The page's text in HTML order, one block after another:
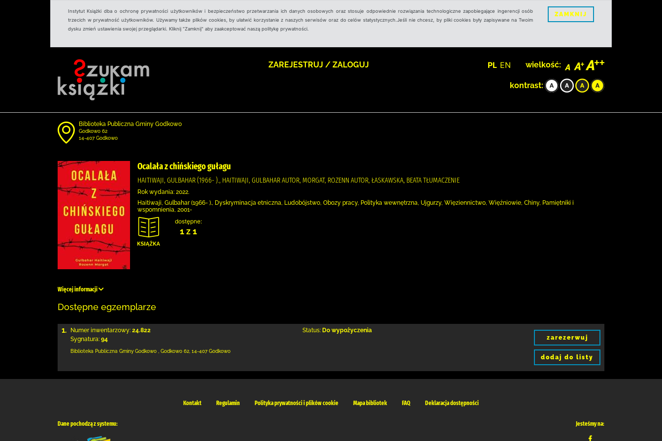
Instytut Książki dba o ochronę prywatności użytkowników i bezpieczeństwo przetwarzania ich danych osobowych oraz stosuje odpowiednie rozwiązania technologiczne zapobiegające ingerencji osób
trzecich w prywatność użytkowników. Używamy także plików cookies, by ułatwić korzystanie z naszych serwisów oraz do celów statystycznych.Jeśli nie chcesz, by pliki cookies były zapisywane na Twoim
dysku zmień ustawienia swojej przeglądarki. Kliknij "Zamknij" aby zaakceptować naszą politykę prywatności.
ZAMKNIJ
ZAREJESTRUJ / ZALOGUJ PL EN wielkość:
kontrast:
Biblioteka Publiczna Gminy Godkowo
Godkowo 62
14-407 Godkowo
Ocalała z chińskiego gułagu
HAITIWAJI, GULBAHAR (1966- )., HAITIWAJI, GULBAHAR AUTOR, MORGAT, ROZENN AUTOR, ŁASKAWSKA, BEATA TŁUMACZENIE
Rok wydania: 2022.
Haitiwaji, Gulbahar (1966- )., Dyskryminacja etniczna, Ludobójstwo, Obozy pracy, Polityka wewnętrzna, Ujgurzy, Więziennictwo, Więźniowie, Chiny, Pamiętniki i
wspomnienia, 2001-
dostępne:
1 z 1
Więcej informacji
Dostępne egzemplarze
1. Numer inwentarzowy: 24.822
Sygnatura: 94
Status: Do wypożyczenia
Biblioteka Publiczna Gminy Godkowo Godkowo 62 14-407 Godkowo
zarezerwuj
dodaj do listy
Kontakt Regulamin Polityka prywatności i plików cookie Mapa bibliotek FAQ Deklaracja dostępności
Dane pochodzą z systemu: Jesteśmy na: